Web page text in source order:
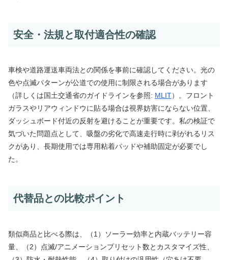
安全・法規と取付適合性の確認
車検や道路運送車両法との関係を事前に確認してください。光の
色や点滅パターンが公道での使用に制限される場合があります
（詳しくは国土交通省のガイドラインを参照: MLIT）。フロント
ガラスやリアウィンドウに貼る場合は視界妨害にならない位置、
ダッシュボード付近の反射を避けることが重要です。私の検証で
気づいた問題点として、吸盤の劣化で高速走行時に剥がれるリス
クがあり、長期使用では専用粘着パッドや補助固定が必要でし
た。
代替品との比較ポイント
類似商品と比べる際は、（1）ソーラー効率と内蔵バッテリー容
量、（2）点滅/アニメーションプリセット数とカスタマイズ性、